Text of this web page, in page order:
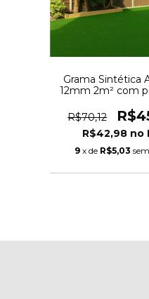
Grama Sintética
12mm 2m² com
1,00m
R$70,12
R$42,98
9 x de R$5,03